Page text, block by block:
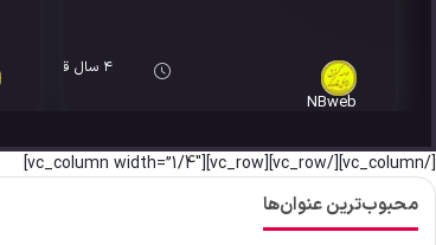
NBweb
4 سال قبل
[/vc_column][/vc_row][vc_row][vc_column width=”1/4″]
محبوب‌ترین عنوان‌ها